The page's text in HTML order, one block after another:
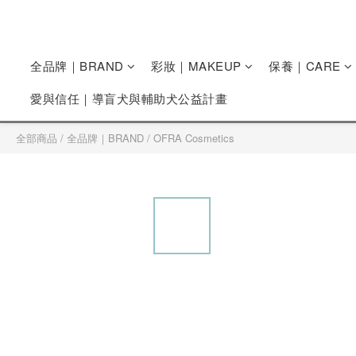
全品牌｜BRAND 彩妝｜MAKEUP
保養｜CARE
愛與信任｜導盲犬與輔助犬公益計畫
全部商品 / 全品牌｜BRAND / OFRA Cosmetics